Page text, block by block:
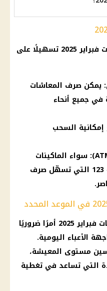
2025
تسهيلًا على
يمكن صرف المعاشات
في جميع أنحاء
السحب
ماكينات الصراف الآلي (ATM): سواء الماكينات
التابعة للبنك أو منظومة 123 التي تسهّل صرف
فبراير 2025 أمرًا ضروريًا
الأعباء اليومية.
مستوى المعيشة،
التي تساعد في تغطية